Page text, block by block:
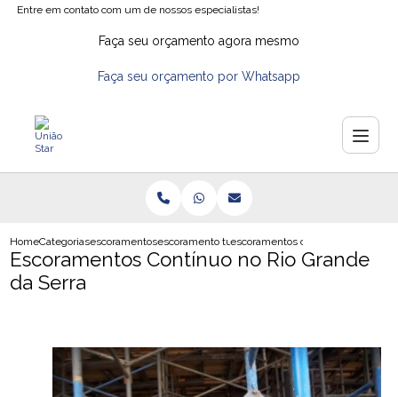
Entre em contato com um de nossos especialistas!
Faça seu orçamento agora mesmo
Faça seu orçamento por Whatsapp
HomeCategoriasescoramentosescoramento tubularescoramentos continuo no rio
Escoramentos Contínuo no Rio Grande
da Serra